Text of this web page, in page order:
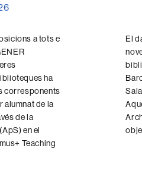
a tots e
ha
corresponents
alumnat de la
de la
en el
Teaching
El